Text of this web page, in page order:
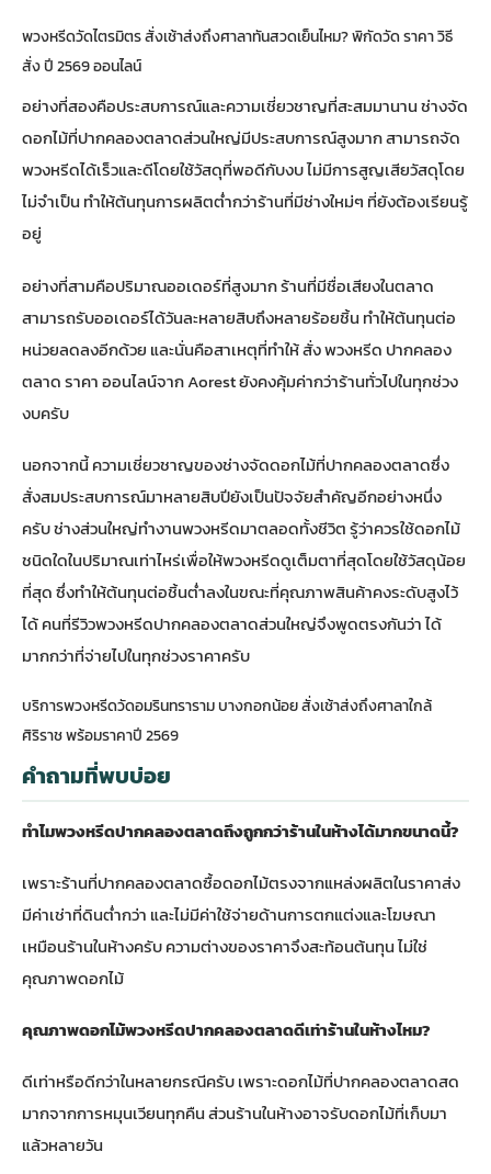
พวงหรีดวัดไตรมิตร สั่งเช้าส่งถึงศาลาทันสวดเย็นไหม? พิกัดวัด ราคา วิธี
สั่ง ปี 2569 ออนไลน์
อย่างที่สองคือประสบการณ์และความเชี่ยวชาญที่สะสมมานาน ช่างจัด
ดอกไม้ที่ปากคลองตลาดส่วนใหญ่มีประสบการณ์สูงมาก สามารถจัด
พวงหรีดได้เร็วและดีโดยใช้วัสดุที่พอดีกับงบ ไม่มีการสูญเสียวัสดุโดย
ไม่จำเป็น ทำให้ต้นทุนการผลิตต่ำกว่าร้านที่มีช่างใหม่ๆ ที่ยังต้องเรียนรู้
อยู่
อย่างที่สามคือปริมาณออเดอร์ที่สูงมาก ร้านที่มีชื่อเสียงในตลาด
สามารถรับออเดอร์ได้วันละหลายสิบถึงหลายร้อยชิ้น ทำให้ต้นทุนต่อ
หน่วยลดลงอีกด้วย และนั่นคือสาเหตุที่ทำให้สั่ง พวงหรีด ปากคลอง
ตลาด ราคา ออนไลน์จาก Aorestยังคงคุ้มค่ากว่าร้านทั่วไปในทุกช่วง
งบครับ
นอกจากนี้ ความเชี่ยวชาญของช่างจัดดอกไม้ที่ปากคลองตลาดซึ่ง
สั่งสมประสบการณ์มาหลายสิบปียังเป็นปัจจัยสำคัญอีกอย่างหนึ่ง
ครับ ช่างส่วนใหญ่ทำงานพวงหรีดมาตลอดทั้งชีวิต รู้ว่าควรใช้ดอกไม้
ชนิดใดในปริมาณเท่าไหร่เพื่อให้พวงหรีดดูเต็มตาที่สุดโดยใช้วัสดุน้อย
ที่สุด ซึ่งทำให้ต้นทุนต่อชิ้นต่ำลงในขณะที่คุณภาพสินค้าคงระดับสูงไว้
ได้ คนที่รีวิวพวงหรีดปากคลองตลาดส่วนใหญ่จึงพูดตรงกันว่า ได้
มากกว่าที่จ่ายไปในทุกช่วงราคาครับ
บริการพวงหรีดวัดอมรินทราราม บางกอกน้อย สั่งเช้าส่งถึงศาลาใกล้
ศิริราช พร้อมราคาปี 2569
คำถามที่พบบ่อย
ทำไมพวงหรีดปากคลองตลาดถึงถูกกว่าร้านในห้างได้มากขนาดนี้?
เพราะร้านที่ปากคลองตลาดซื้อดอกไม้ตรงจากแหล่งผลิตในราคาส่ง
มีค่าเช่าที่ดินต่ำกว่า และไม่มีค่าใช้จ่ายด้านการตกแต่งและโฆษณา
เหมือนร้านในห้างครับ ความต่างของราคาจึงสะท้อนต้นทุน ไม่ใช่
คุณภาพดอกไม้
คุณภาพดอกไม้พวงหรีดปากคลองตลาดดีเท่าร้านในห้างไหม?
ดีเท่าหรือดีกว่าในหลายกรณีครับ เพราะดอกไม้ที่ปากคลองตลาดสด
มากจากการหมุนเวียนทุกคืน ส่วนร้านในห้างอาจรับดอกไม้ที่เก็บมา
แล้วหลายวัน